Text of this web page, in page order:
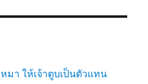
มา ให้เจ้าตูบเป็นตัวแทน